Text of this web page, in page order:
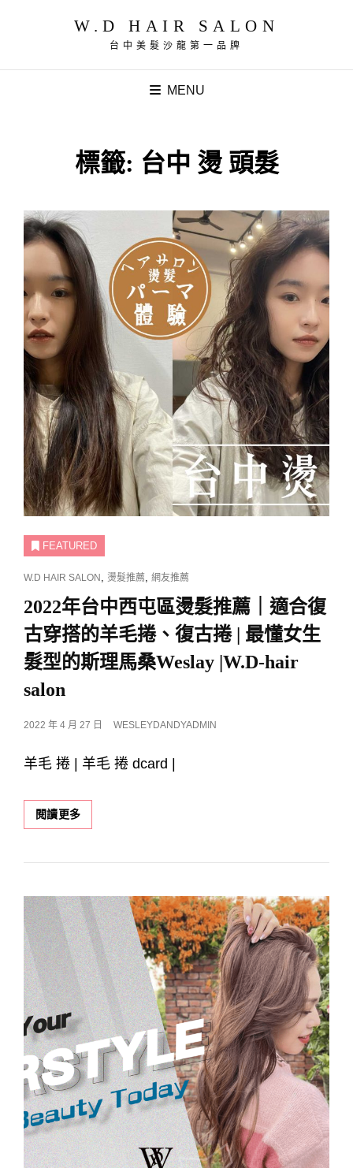
W.D HAIR SALON
台中美髮沙龍第一品牌
MENU
標籤: 台中 燙 頭髮
FEATURED
CAT
W.D HAIR SALON , 燙髮推薦, 網友推薦
2022年台中西屯區燙髮推薦｜適合復
古穿搭的羊毛捲、復古捲 | 最懂女生
髮型的斯理馬桑Weslay |W.D-hair
salon
POSTED
2022 年 4 月 27 日 WESLEYDANDYADMIN
羊毛 捲 | 羊毛 捲 dcard |
閱讀更多2022
年
中
屯
區
燙
髮
推
薦
｜
適
合
復
古
穿
搭
的
羊
毛
捲、